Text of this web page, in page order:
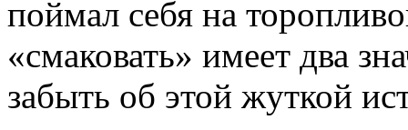
поймал себя на
«смаковать» имеет два
забыть об этой жуткой